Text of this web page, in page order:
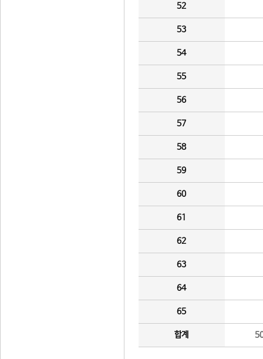
52
53
54
55
56
57
58
59
60
61
62
63
64
65
합계